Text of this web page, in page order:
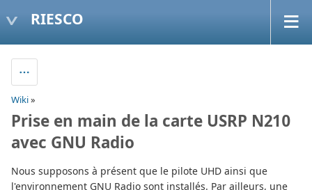
RIESCO
Wiki»
Prise en main de la carte USRP N210
avec GNU Radio
Nous supposons à présent que le pilote UHD ainsi que
l'environnement GNU Radio sont installés. Par ailleurs, une